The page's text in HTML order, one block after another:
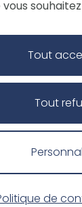
vous
Tout
Tout
de
et
est
building,
majeur de